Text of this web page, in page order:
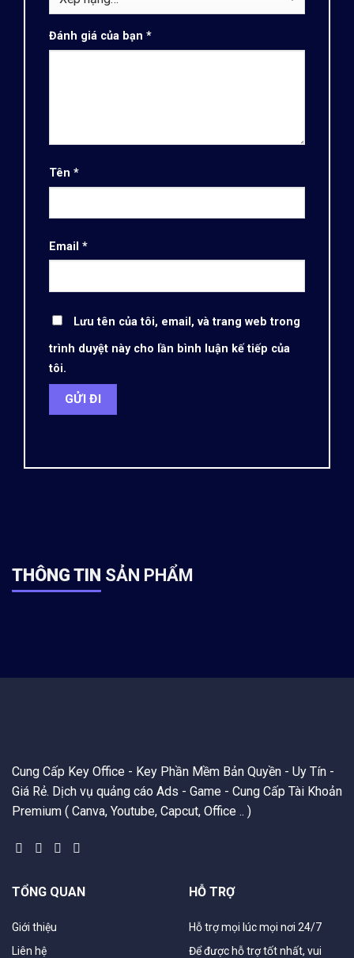
Đánh giá của bạn *
Tên *
Email *
Lưu tên của tôi, email, và trang web trong
trình duyệt này cho lần bình luận kế tiếp của
tôi.
THÔNG TIN SẢN PHẨM
Cung Cấp Key Office - Key Phần Mềm Bản Quyền - Uy Tín -
Giá Rẻ. Dịch vụ quảng cáo Ads - Game - Cung Cấp Tài Khoản
Premium ( Canva, Youtube, Capcut, Office .. )
TỔNG QUAN
Giới thiệu
Liên hệ
HỖ TRỢ
Hỗ trợ mọi lúc mọi nơi 24/7
Để được hỗ trợ tốt nhất, vui